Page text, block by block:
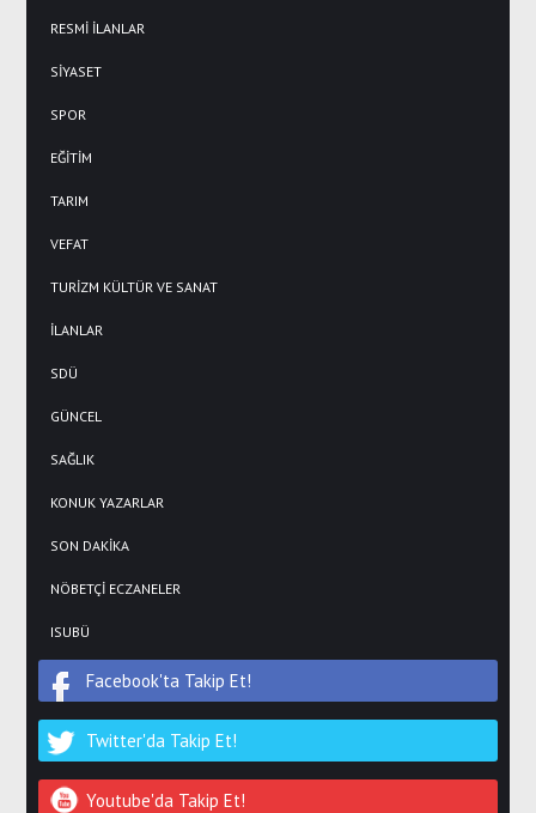
RESMİ İLANLAR
SİYASET
SPOR
EĞİTİM
TARIM
VEFAT
TURİZM KÜLTÜR VE SANAT
İLANLAR
SDÜ
GÜNCEL
SAĞLIK
KONUK YAZARLAR
SON DAKİKA
NÖBETÇİ ECZANELER
ISUBÜ
Facebook'ta Takip Et!
Twitter'da Takip Et!
Youtube'da Takip Et!